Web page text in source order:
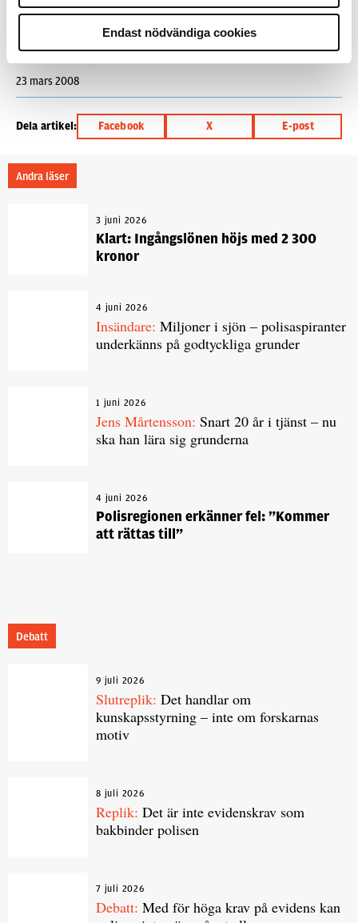
Endast nödvändiga cookies
Timothy Tore Hebb
23 mars 2008
Dela artikel: Facebook X E-post
Andra läser
3 juni 2026
Klart: Ingångslönen höjs med 2 300
kronor
4 juni 2026
Insändare: Miljoner i sjön – polisaspiranter
underkänns på godtyckliga grunder
1 juni 2026
Jens Mårtensson: Snart 20 år i tjänst – nu
ska han lära sig grunderna
4 juni 2026
Polisregionen erkänner fel: ”Kommer
att rättas till”
Debatt
9 juli 2026
Slutreplik: Det handlar om
kunskapsstyrning – inte om forskarnas
motiv
8 juli 2026
Replik: Det är inte evidenskrav som
bakbinder polisen
7 juli 2026
Debatt: Med för höga krav på evidens kan